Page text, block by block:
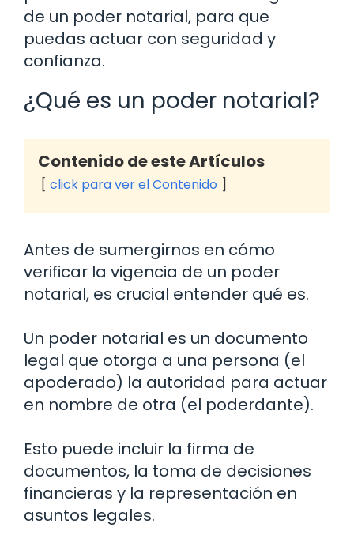
de un poder notarial, para que
puedas actuar con seguridad y
confianza.
¿Qué es un poder notarial?
Contenido de este Artículos
click para ver el Contenido
Antes de sumergirnos en cómo
verificar la vigencia de un poder
notarial, es crucial entender qué es.
Un poder notarial es un documento
legal que otorga a una persona (el
apoderado) la autoridad para actuar
en nombre de otra (el poderdante).
Esto puede incluir la firma de
documentos, la toma de decisiones
financieras y la representación en
asuntos legales.